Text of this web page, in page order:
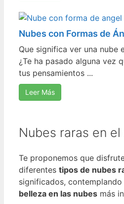
Nubes con Formas de
Que significa ver una nube
¿Te ha pasado alguna vez
tus pensamientos ...
Leer Más
Nubes raras en
Te proponemos que
diferentes tipos de nubes
significados,
belleza en las nubes más